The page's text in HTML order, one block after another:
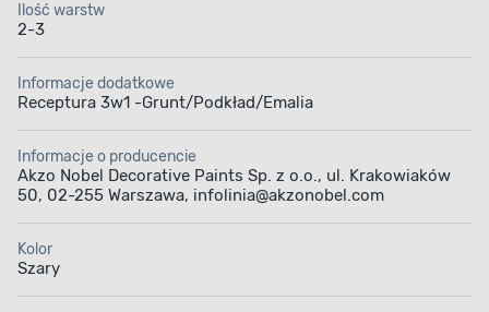
Ilość warstw
2-3
Informacje dodatkowe
Receptura 3w1 -Grunt/Podkład/Emalia
Informacje o producencie
Akzo Nobel Decorative Paints Sp. z o.o., ul. Krakowiaków
50, 02-255 Warszawa, infolinia@akzonobel.com
Kolor
Szary